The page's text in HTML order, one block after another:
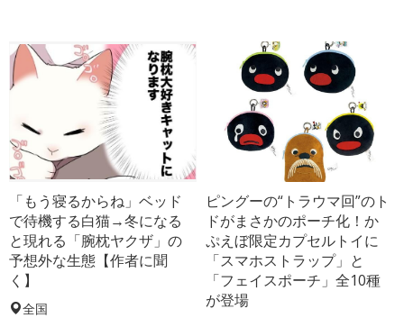
「もう寝るからね」ベッド
で待機する白猫→冬になる
と現れる「腕枕ヤクザ」の
予想外な生態【作者に聞
く】
全国
ピングーの“トラウマ回”のト
ドがまさかのポーチ化！か
ぷえぼ限定カプセルトイに
「スマホストラップ」と
「フェイスポーチ」全10種
が登場